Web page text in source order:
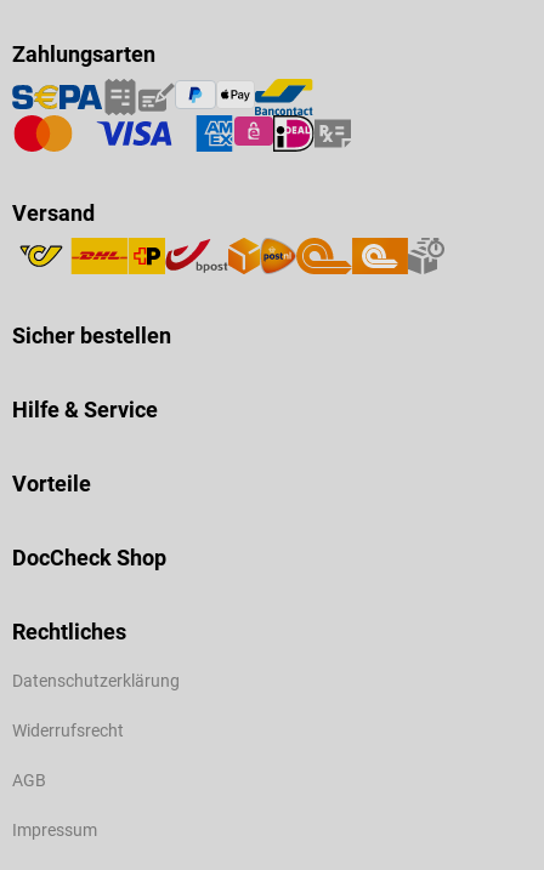
Zahlungsarten
Versand
Sicher bestellen
Hilfe & Service
Vorteile
DocCheck Shop
Rechtliches
Datenschutzerklärung
Widerrufsrecht
AGB
Impressum